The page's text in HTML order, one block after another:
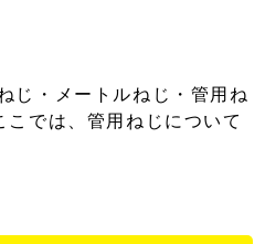
じ・メートルねじ・管用ね
では、管用ねじについて